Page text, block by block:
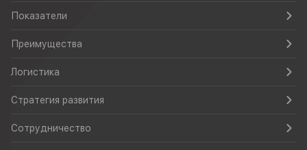
Показатели
Преимущества
Логистика
Стратегия развития
Сотрудничество